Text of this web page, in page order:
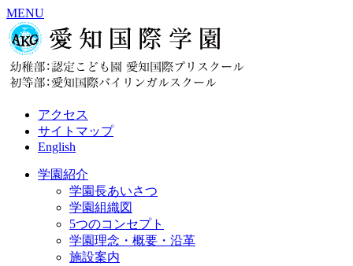
MENU
アクセス
サイトマップ
English
学園紹介
学園長あいさつ
学園組織図
5つのコンセプト
学園理念・概要・沿革
施設案内